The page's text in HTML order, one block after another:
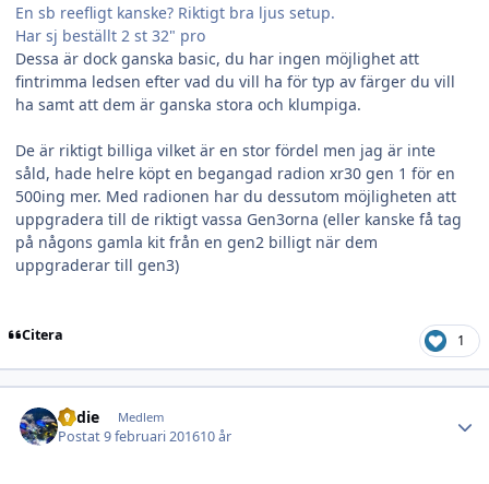
En sb reefligt kanske? Riktigt bra ljus setup.
Har sj beställt 2 st 32" pro
Dessa är dock ganska basic, du har ingen möjlighet att
fintrimma ledsen efter vad du vill ha för typ av färger du vill
ha samt att dem är ganska stora och klumpiga.
De är riktigt billiga vilket är en stor fördel men jag är inte
såld, hade helre köpt en begangad radion xr30 gen 1 för en
500ing mer. Med radionen har du dessutom möjligheten att
uppgradera till de riktigt vassa Gen3orna (eller kanske få tag
på någons gamla kit från en gen2 billigt när dem
uppgraderar till gen3)
Citera 1
eddie Medlem
Postat9 februari 201610 år